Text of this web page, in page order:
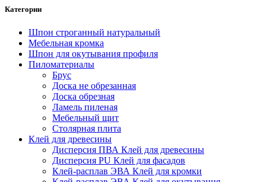
Категории
Шпон строганный натуральный
Мебельная кромка
Шпон для окутывания профиля
Пиломатериалы
Брус
Доска не обрезанная
Доска обрезная
Ламель пиленая
Мебельный щит
Столярная плита
Клей для древесины
Дисперсия ПВА Клей для древесины
Дисперсия PU Клей для фасадов
Клей-расплав ЭВА Клей для кромки